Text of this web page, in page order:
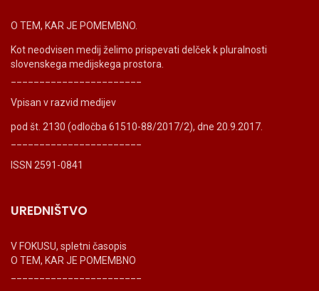
O TEM, KAR JE POMEMBNO.
Kot neodvisen medij želimo prispevati delček k pluralnosti
slovenskega medijskega prostora.
Vpisan v razvid medijev
pod št. 2130 (odločba 61510-88/2017/2), dne 20.9.2017.
ISSN 2591-0841
UREDNIŠTVO
V FOKUSU, spletni časopis
O TEM, KAR JE POMEMBNO